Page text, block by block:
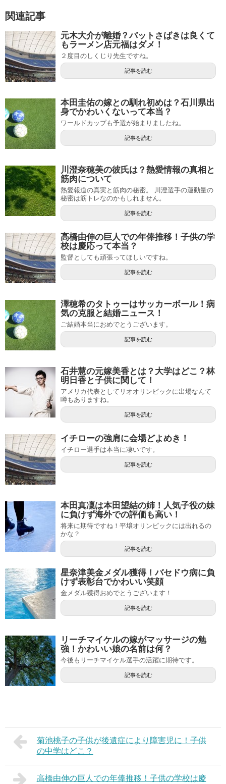
関連記事
元木大介が離婚？バットさばきは良くて
もラーメン店元福はダメ！
２度目のしくじり先生ですね。
記事を読む
本田圭佑の嫁との馴れ初めは？石川県出
身でかわいくないって本当？
ワールドカップも予選が始まりましたね。
記事を読む
川澄奈穂美の彼氏は？熱愛情報の真相と
筋肉について
熱愛報道の真実と筋肉の秘密。 川澄選手の運動量の
秘密は筋トレなのかもしれません。
記事を読む
高橋由伸の巨人での年俸推移！子供の学
校は慶応って本当？
監督としても頑張ってほしいですね。
記事を読む
澤穂希のタトゥーはサッカーボール！病
気の克服と結婚ニュース！
ご結婚本当におめでとうございます。
記事を読む
石井慧の元嫁美香とは？大学はどこ？林
明日香と子供に関して！
アメリカ代表としてリオオリンピックに出場なんて
噂もありますね。
記事を読む
イチローの強肩に会場どよめき！
イチロー選手は本当に凄いです。
記事を読む
本田真凜は本田望結の姉！人気子役の妹
に負けず海外での評価も高い！
将来に期待ですね！平壌オリンピックには出れるの
かな？
記事を読む
星奈津美金メダル獲得！バセドウ病に負
けず表彰台でかわいい笑顔
金メダル獲得おめでとうございます！
記事を読む
リーチマイケルの嫁がマッサージの勉
強！かわいい娘の名前は何？
今後もリーチマイケル選手の活躍に期待です。
記事を読む
菊池桃子の子供が後遺症により障害児に！子供
の中学はどこ？
高橋由伸の巨人での年俸推移！子供の学校は慶